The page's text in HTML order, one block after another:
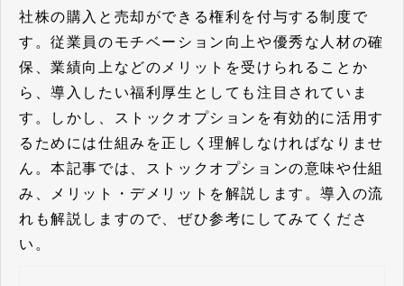
社株の購入と売却ができる権利を付与する制度で
す。従業員のモチベーション向上や優秀な人材の確
保、業績向上などのメリットを受けられることか
ら、導入したい福利厚生としても注目されていま
す。しかし、ストックオプションを有効的に活用す
るためには仕組みを正しく理解しなければなりませ
ん。本記事では、ストックオプションの意味や仕組
み、メリット・デメリットを解説します。導入の流
れも解説しますので、ぜひ参考にしてみてくださ
い。